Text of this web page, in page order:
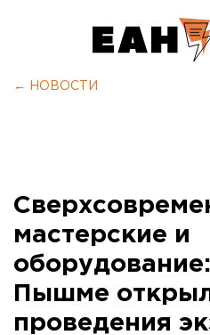
← НОВОСТИ
мастерские и
Пышме
проведения